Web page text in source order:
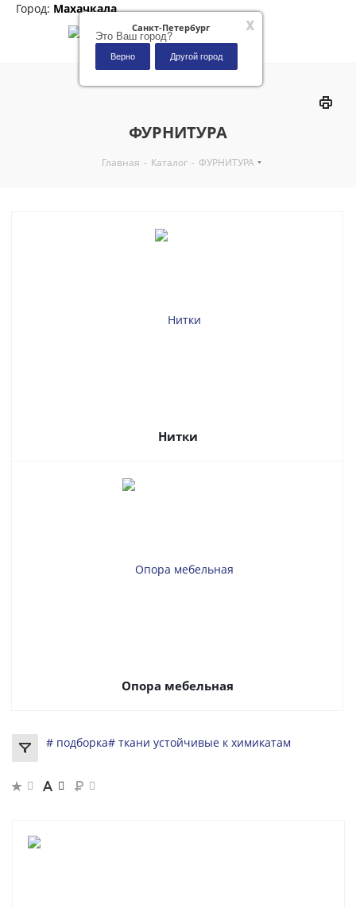
x
Санкт-Петербург
Это Ваш город?
Верно Другой город
Город: Махачкала
ФУРНИТУРА
Главная - Каталог - ФУРНИТУРА
Нитки
Опора мебельная
# подборка# ткани устойчивые к химикатам